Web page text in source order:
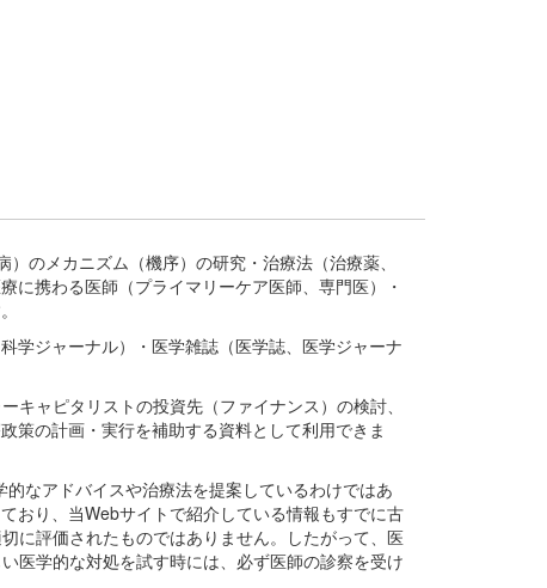
のメカニズム（機序）の研究・治療法（治療薬、
に携わる医師（プライマリーケア医師、専門医）・
学ジャーナル）・医学雑誌（医学誌、医学ジャーナ
ャピタリストの投資先（ファイナンス）の検討、
策の計画・実行を補助する資料として利用できま
なアドバイスや治療法を提案しているわけではあ
おり、当Webサイトで紹介している情報もすでに古
に評価されたものではありません。したがって、医
医学的な対処を試す時には、必ず医師の診察を受け